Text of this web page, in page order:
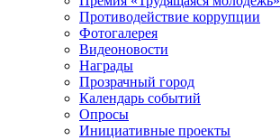
Противодействие коррупции
Фотогалерея
Видеоновости
Награды
Прозрачный город
Календарь событий
Опросы
Инициативные проекты